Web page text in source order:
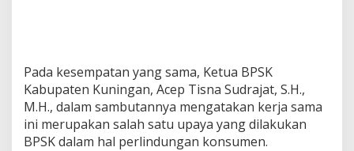
Pada kesempatan yang sama, Ketua BPSK
Kabupaten Kuningan, Acep Tisna Sudrajat, S.H.,
M.H., dalam sambutannya mengatakan kerja sama
ini merupakan salah satu upaya yang dilakukan
BPSK dalam hal perlindungan konsumen.